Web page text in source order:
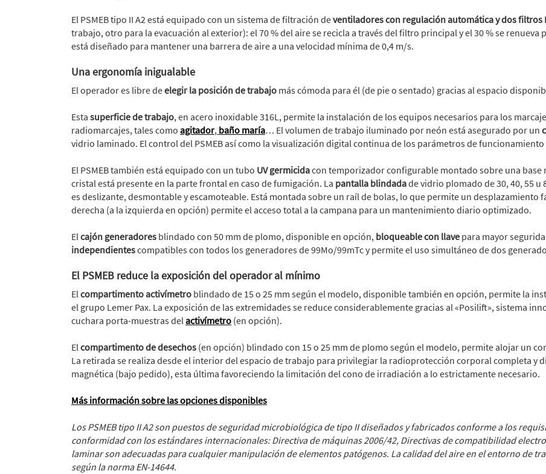
El PSMEB tipo II A2 está equipado con un sistema de filtración deventiladores con regulación automática y dos filtros
trabajo, otro para la evacuación al exterior): el 70 % del aire se recicla a través del filtro principal y el 30 % se
está diseñado para mantener una barrera de aire a una velocidad mínima de 0,4 m/s.
Una ergonomía inigualable
El operador es libre deelegir la posición de trabajo más cómoda para él (de pie o sentado) gracias al espacio
Esta superficie de trabajo, en acero inoxidable 316L, permite la instalación de los equipos necesarios para los
radiomarcajes, tales como agitador, baño maría… El volumen de trabajo iluminado por neón está asegurado por un
vidrio laminado. El control del PSMEB así como la visualización digital continua de los parámetros de
El PSMEB también está equipado con un tubo UV germicidacon temporizador configurable montado sobre una
cristal está presente en la parte frontal en caso de fumigación. La pantalla blindadade vidrio plomado de 30, 40, 55
es deslizante, desmontable y escamoteable. Está montada sobre un raíl de bolas, lo que permite un desplazamiento
derecha (a la izquierda en opción) permite el acceso total a la campana para un mantenimiento diario optimizado.
Elcajón generadores blindado con 50 mm de plomo, disponible en opción, bloqueable con llave para mayor
independientescompatibles con todos los generadores de 99Mo/99mTc y permite el uso simultáneo de dos
El PSMEB reduce la exposición del operador al mínimo
Elcompartimento activímetro blindado de 15 o 25 mm según el modelo, disponible también en opción, permite la
el grupo Lemer Pax. La exposición de las extremidades se reduce considerablemente gracias al «Posilift», sistema
cuchara porta-muestras delactivímetro (en opción).
Elcompartimento de desechos (en opción) blindado con 15 o 25 mm de plomo según el modelo, permite alojar un
La retirada se realiza desde el interior del espacio de trabajo para privilegiar la radioprotección corporal completa y
magnética (bajo pedido), esta última favoreciendo la limitación del cono de irradiación a lo estrictamente necesario.
Más información sobre las opciones disponibles
Los PSMEB tipo II A2 son puestos de seguridad microbiológica de tipo II diseñados y fabricados conforme a los
conformidad con los estándares internacionales: Directiva de máquinas 2006/42, Directivas de compatibilidad
laminar son adecuadas para cualquier manipulación de elementos patógenos. La calidad del aire en el entorno de
según la norma EN-14644.